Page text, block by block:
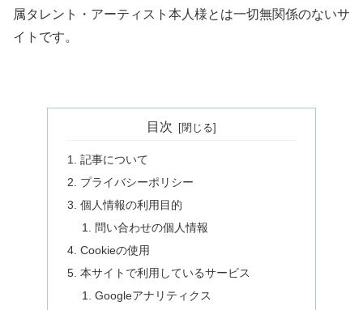
属タレント・アーティスト本人様とは一切無関係のないサ
イトです。
目次
記事について
プライバシーポリシー
個人情報の利用目的
問い合わせの個人情報
Cookieの使用
本サイトで利用しているサービス
Googleアナリティクス